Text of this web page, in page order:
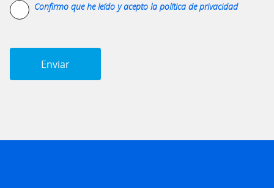
Confirmo que he leído y acepto la política de privacidad